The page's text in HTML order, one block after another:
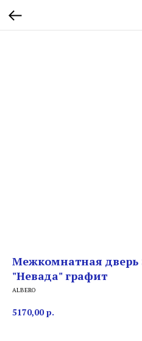
Межкомнатная дверь
"Невада" графит
ALBERO
5170,00 р.